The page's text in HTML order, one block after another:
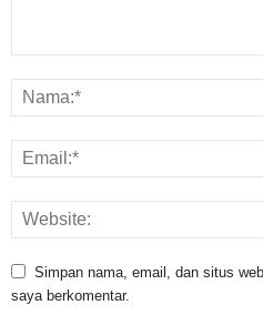
Simpan nama, email, dan situs
saya berkomentar.